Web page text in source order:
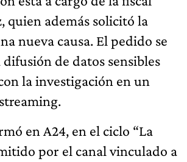
quien además solicitó la
nueva causa. El pedido se
de datos sensibles
la investigación en un
en A24, en el ciclo “La
por el canal vinculado a